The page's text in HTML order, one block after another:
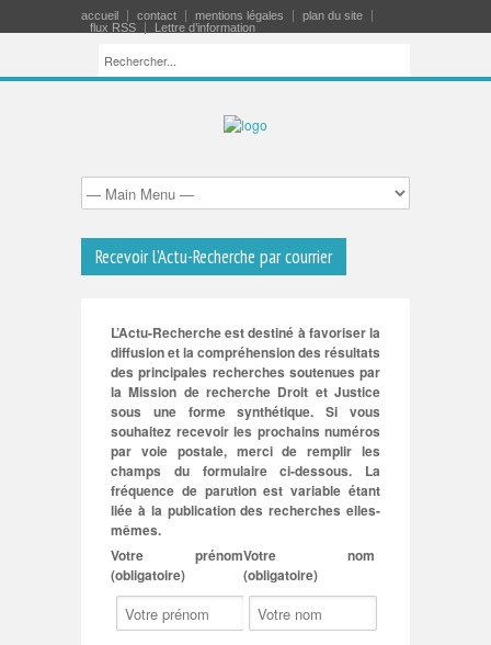
accueil contact mentions légales
plan du site
flux RSS
Lettre d’information
Recevoir l’Actu-Recherche par courrier
L’Actu-Recherche est destiné à favoriser la
diffusion et la compréhension des résultats
des principales recherches soutenues par
la Mission de recherche Droit et Justice
sous une forme synthétique. Si vous
souhaitez recevoir les prochains numéros
par voie postale, merci de remplir les
champs du formulaire ci-dessous. La
fréquence de parution est variable étant
liée à la publication des recherches elles-
mêmes.
Votre prénom
(obligatoire)
Votre nom
(obligatoire)